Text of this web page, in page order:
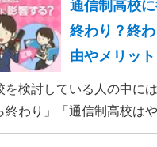
がらでも卒業を目指すこ
制高校のほとんどは単位
修得できなくても留年す
通信制高校
終わり？終
由やメリッ
を検討している人の中に
終わり」「通信制高校は
な情報を目にしたことが